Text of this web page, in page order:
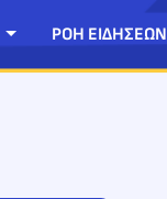
ΡΟΗ ΕΙΔΗΣΕΩΝ